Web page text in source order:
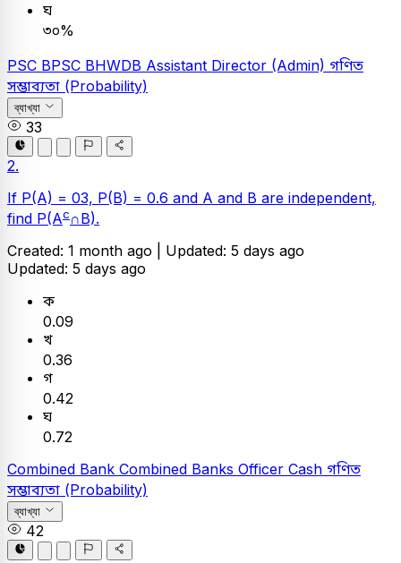
ঘ
৩০%
PSC BPSC BHWDB Assistant Director (Admin) গণিত
সম্ভাব্যতা (Probability)
ব্যাখ্যা
33
2.
If P(A) = 03, P(B) = 0.6 and A and B are independent,
find P(Ac∩B).
Created: 1 month ago | Updated: 5 days ago
Updated: 5 days ago
ক
0.09
খ
0.36
গ
0.42
ঘ
0.72
Combined Bank Combined Banks Officer Cash গণিত
সম্ভাব্যতা (Probability)
ব্যাখ্যা
42